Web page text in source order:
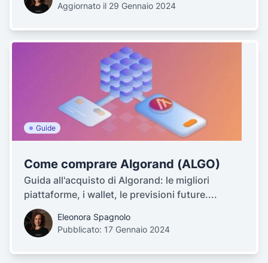
Aggiornato il 29 Gennaio 2024
Guide
Come comprare Algorand (ALGO)
Guida all'acquisto di Algorand: le migliori
piattaforme, i wallet, le previsioni future....
Eleonora Spagnolo
Pubblicato: 17 Gennaio 2024